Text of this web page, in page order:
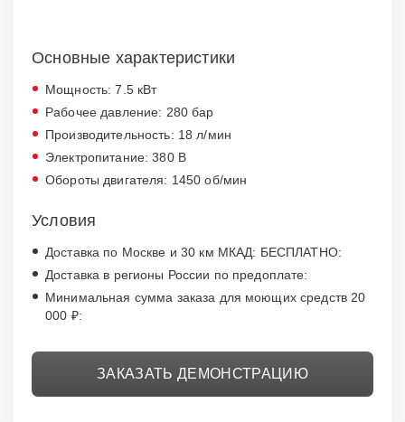
Основные характеристики
Мощность: 7.5 кВт
Рабочее давление: 280 бар
Производительность: 18 л/мин
Электропитание: 380 В
Обороты двигателя: 1450 об/мин
ЗАКАЗАТЬ ДЕМОНСТРАЦИЮ
Условия
Доставка по Москве и 30 км МКАД: БЕСПЛАТНО:
Доставка в регионы России по предоплате:
Минимальная сумма заказа для моющих средств 20
000 ₽: